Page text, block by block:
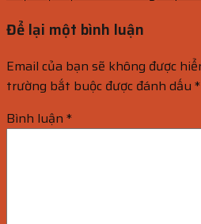
Để lại một bình luận
Email của bạn sẽ không được
trường bắt buộc được đánh dấu *
Bình luận *